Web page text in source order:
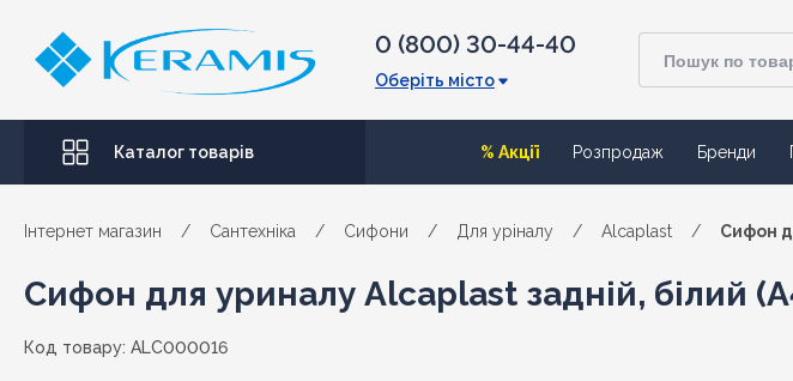
0 (800) 30-44-40
Оберіть місто
Каталог товарів % Акції Розпродаж Бренди
Інтернет магазин / Сантехніка / Сифони / Для уріналу / Alсaplast / Сифон
Сифон для уриналу Alcaplast задній, білий
Код товару: ALC000016